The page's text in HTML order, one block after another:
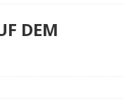
DEM